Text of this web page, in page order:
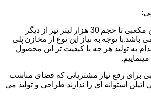
:
تولید مخازن پلی اتیلن مکعبی تا حجم 30 هزار لیتر نیز از دیگر
باشد.با توجه به نیاز این نوع از مخازن پلی
به تولید هر چه با کیفیت تر این محصول
برای رفع نیاز مشتریانی که فضای مناسب
استوانه ای را ندارند طراحی و تولید می